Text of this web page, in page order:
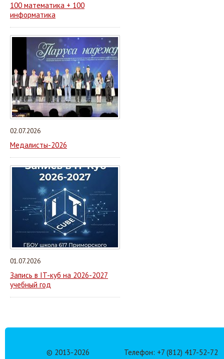
100 математика + 100
информатика
02.07.2026
Медалисты-2026
01.07.2026
Запись в IT-куб на 2026-2027
учебный год
© 2013-2026 Телефон: +7 (812) 417-52-72